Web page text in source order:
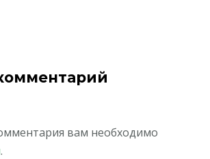
вам необходимо
.